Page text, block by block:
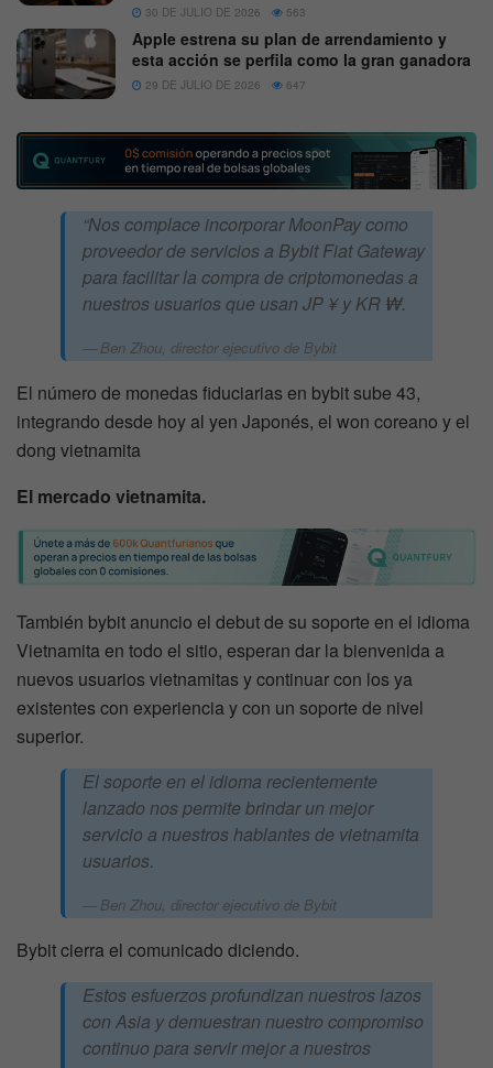
30 DE JULIO DE 2026 563
Apple estrena su plan de arrendamiento y
esta acción se perfila como la gran ganadora
29 DE JULIO DE 2026 647
“Nos complace incorporar MoonPay como
proveedor de servicios a Bybit Fiat Gateway
para facilitar la compra de criptomonedas a
nuestros usuarios que usan JP ¥ y KR ₩.
Ben Zhou, director ejecutivo de Bybit
El número de monedas fiduciarias en bybit sube 43,
integrando desde hoy al yen Japonés, el won coreano y el
dong vietnamita
El mercado vietnamita.
También bybit anuncio el debut de su soporte en el idioma
Vietnamita en todo el sitio, esperan dar la bienvenida a
nuevos usuarios vietnamitas y continuar con los ya
existentes con experiencia y con un soporte de nivel
superior.
El soporte en el idioma recientemente
lanzado nos permite brindar un mejor
servicio a nuestros hablantes de vietnamita
usuarios.
Ben Zhou, director ejecutivo de Bybit
Bybit cierra el comunicado diciendo.
Estos esfuerzos profundizan nuestros lazos
con Asia y demuestran nuestro compromiso
continuo para servir mejor a nuestros